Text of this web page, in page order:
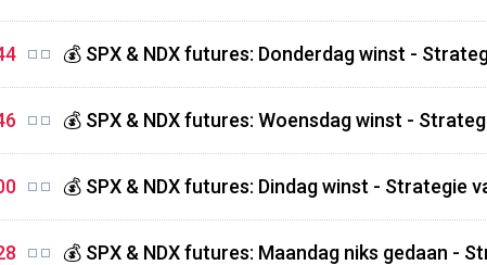
💰 SPX & NDX futures: Donderdag winst -
💰 SPX & NDX futures: Woensdag winst -
💰 SPX & NDX futures: Dindag winst - Strategie
💰 SPX & NDX futures: Maandag niks gedaan -